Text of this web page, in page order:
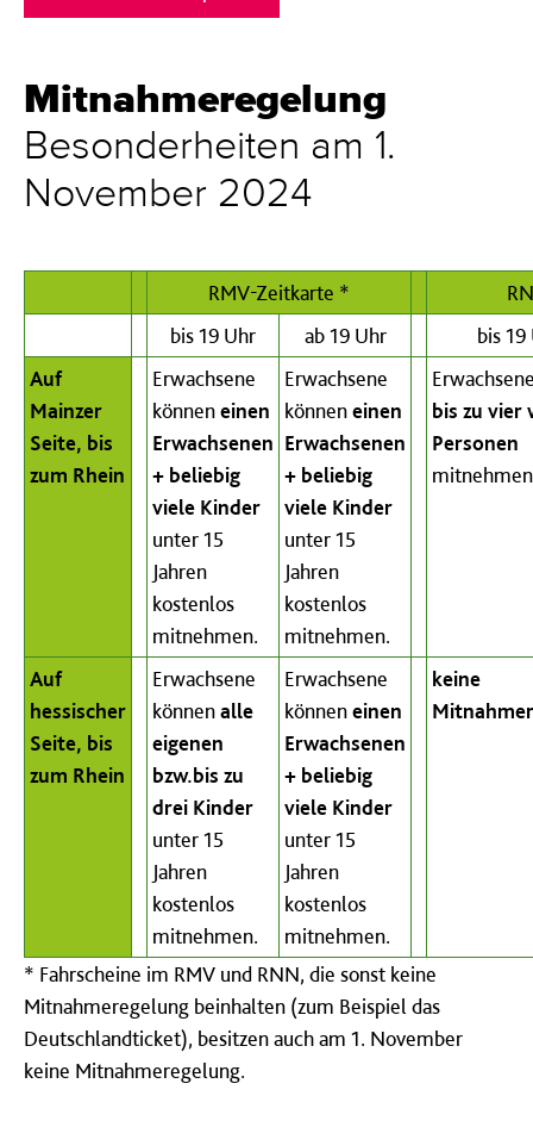
Mitnahmeregelung
Besonderheiten am 1.
November 2024
RMV-Zeitkarte *
bis 19 Uhr
ab 19 Uhr
bis 19
Auf
Mainzer
Seite, bis
zum Rhein
Erwachsene
könneneinen
Erwachsenen
+ beliebig
viele Kinder
unter 15
Jahren
kostenlos
mitnehmen.
Erwachsene
könneneinen
Erwachsenen
+ beliebig
viele Kinder
unter 15
Jahren
kostenlos
mitnehmen.
bis zu vier
Personen
Auf
hessischer
Seite, bis
zum Rhein
Erwachsene
könnenalle
eigenen
bzw.bis zu
drei Kinder
unter 15
Jahren
kostenlos
mitnehmen.
Erwachsene
könneneinen
Erwachsenen
+ beliebig
viele Kinder
unter 15
Jahren
kostenlos
mitnehmen.
keine
* Fahrscheine im RMV und RNN, die sonst keine
Mitnahmeregelung beinhalten (zum Beispiel das
Deutschlandticket), besitzen auch am 1. November
keine Mitnahmeregelung.